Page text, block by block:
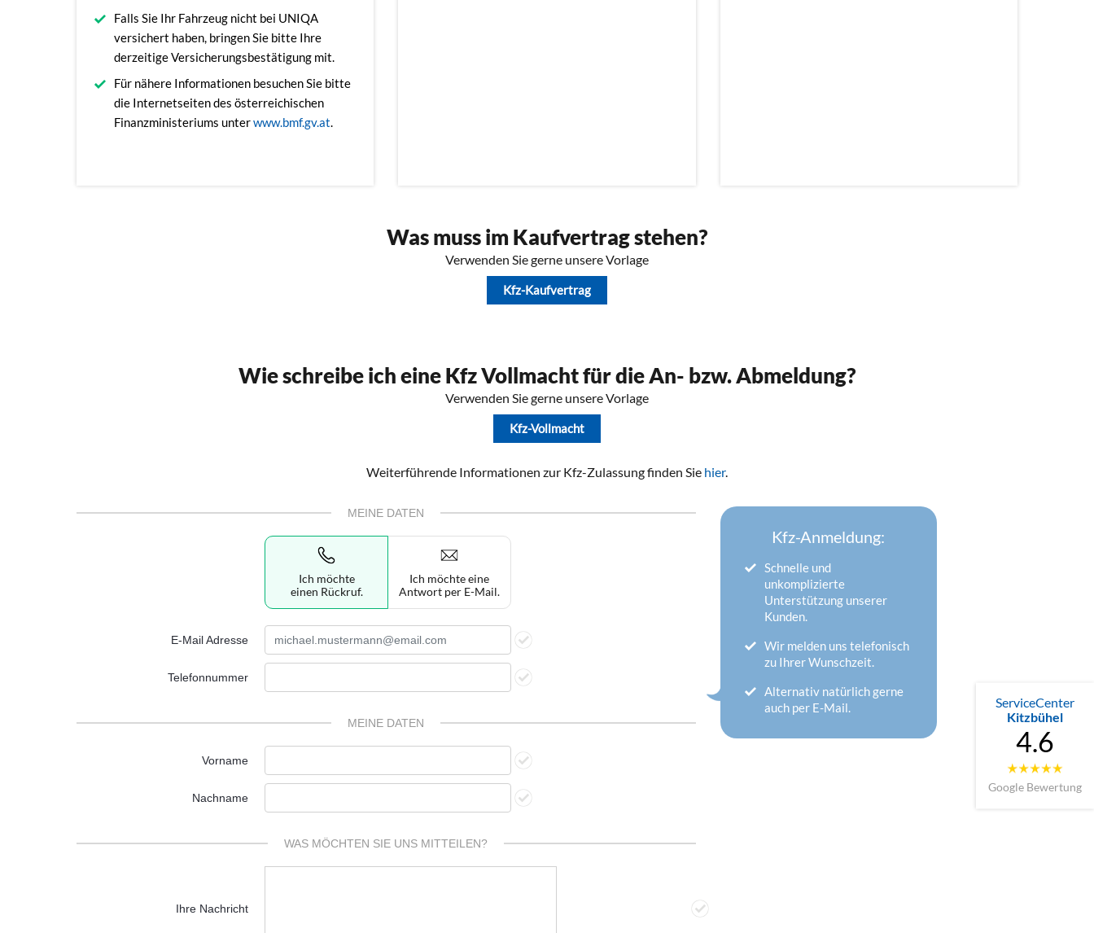
ServiceCenter
Kitzbühel
4.6
Google Bewertung
Falls Sie Ihr Fahrzeug nicht bei UNIQA
versichert haben, bringen Sie bitte Ihre
derzeitige Versicherungsbestätigung mit.
Für nähere Informationen besuchen Sie bitte
die Internetseiten des österreichischen
Finanzministeriums unterwww.bmf.gv.at.
Was muss im Kaufvertrag stehen?
Verwenden Sie gerne unsere Vorlage
Kfz-Kaufvertrag
Wie schreibe ich eine Kfz Vollmacht für die An- bzw. Abmeldung?
Verwenden Sie gerne unsere Vorlage
Kfz-Vollmacht
Weiterführende Informationen zur Kfz-Zulassung finden Sie hier.
MEINE DATEN
Ich möchte
einen Rückruf.
Ich möchte eine
Antwort per E-Mail.
E-Mail Adresse
Telefonnummer
MEINE DATEN
Vorname
Nachname
WAS MÖCHTEN SIE UNS MITTEILEN?
Ihre Nachricht
Kfz-Anmeldung:
Schnelle und
unkomplizierte
Unterstützung unserer
Kunden.
Wir melden uns telefonisch
zu Ihrer Wunschzeit.
Alternativ natürlich gerne
auch per E-Mail.